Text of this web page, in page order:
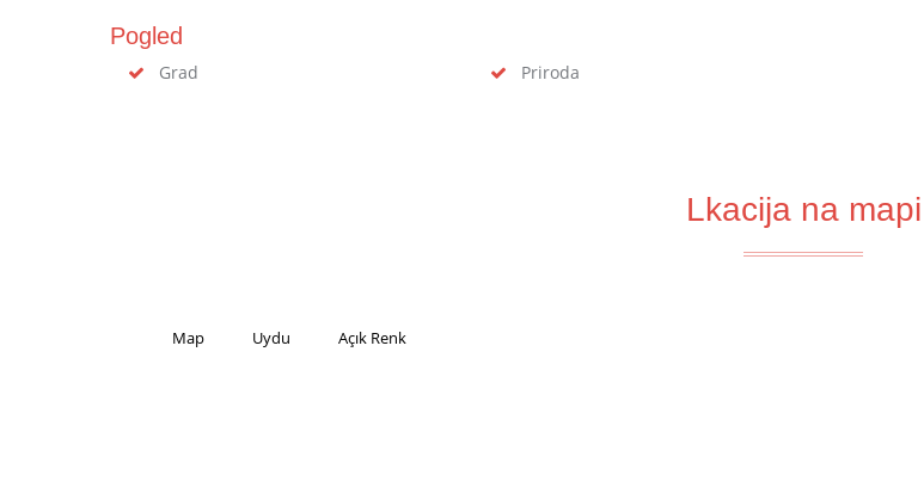
Pogled
Grad Priroda
Lkacija na mapi
Map Uydu Açık Renk